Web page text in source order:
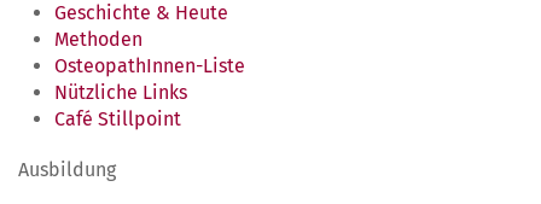
Geschichte & Heute
Methoden
OsteopathInnen-Liste
Nützliche Links
Café Stillpoint
Ausbildung